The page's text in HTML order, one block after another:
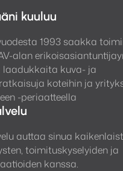
kuuluu
1993 saakka
alan
kuva- ja
koteihin ja
-periaatteella
auttaa sinua
toimituskyselyiden ja
kanssa.